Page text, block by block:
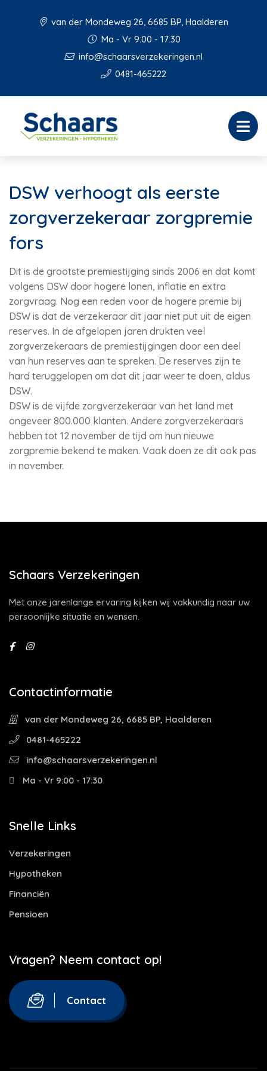
van der Mondeweg 26, 6685 BP, Haalderen
Ma - Vr 9:00 - 17:30
info@schaarsverzekeringen.nl
0481-465222
DSW verhoogt als eerste
zorgverzekeraar zorgpremie
fors
Dit is de grootste premiestijging sinds 2006 en dat komt
volgens DSW door hogere lonen, inflatie en extra
zorgvraag. Nog een reden voor de hogere premie bij
DSW is dat de verzekeraar dit jaar niet put uit de eigen
reserves. In de afgelopen jaren drukten veel
zorgverzekeraars de premiestijgingen door een deel
van hun reserves aan te spreken. De reserves zijn te
hard teruggelopen om dat dit jaar weer te doen, aldus
DSW.
DSW is de vijfde zorgverzekeraar van het land met
ongeveer 800.000 klanten. Andere zorgverzekeraars
hebben tot 12 november de tijd om hun nieuwe
zorgpremie bekend te maken. Vaak doen ze dit ook pas
in november.
Schaars Verzekeringen
Met onze jarenlange ervaring kijken wij vakkundig naar uw
persoonlijke situatie en wensen.
Contactinformatie
van der Mondeweg 26, 6685 BP, Haalderen
0481-465222
info@schaarsverzekeringen.nl
Ma - Vr 9:00 - 17:30
Snelle Links
Verzekeringen
Hypotheken
Financiën
Pensioen
Vragen? Neem contact op!
Contact